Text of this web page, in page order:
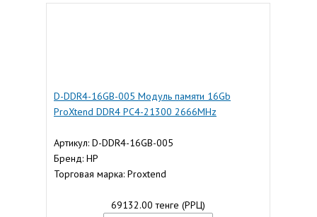
D-DDR4-16GB-005 Модуль памяти 16Gb
ProXtend DDR4 PC4-21300 2666MHz
Артикул: D-DDR4-16GB-005
Бренд: HP
Торговая марка: Proxtend
69132.00 тенге (РРЦ)